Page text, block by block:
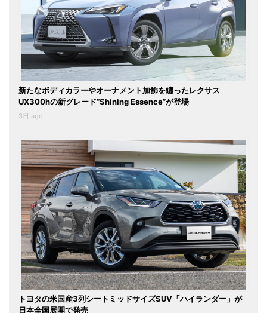
新たなボディカラーやオーナメント加飾を纏ったレクサス
UX300hの新グレード“Shining Essence”が登場
3日 ago
トヨタの米国産3列シートミッドサイズSUV「ハイランダー」が
日本全国展開で発売